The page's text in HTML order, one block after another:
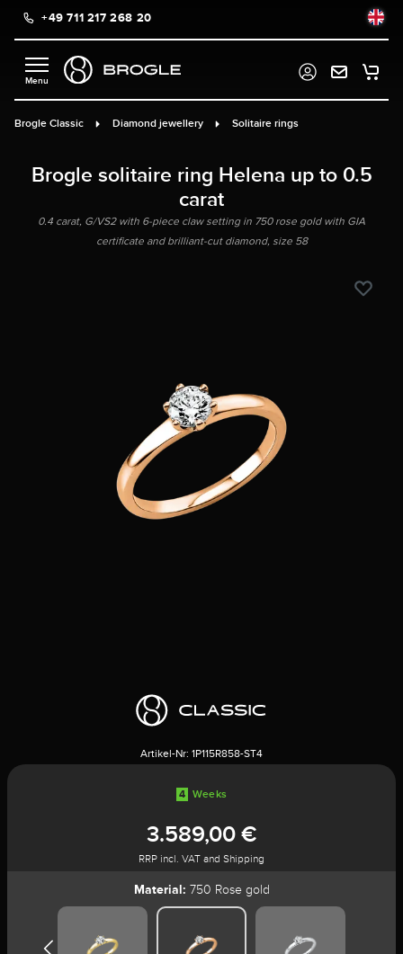
content+49 711 217 268 20
Brogle Classic Diamond jewellery Solitaire rings
Brogle solitaire ring Helena up to 0.5
carat
0.4 carat, G/VS2 with 6-piece claw setting in 750 rose gold with GIA
certificate and brilliant-cut diamond, size 58
Artikel-Nr: 1P115R858-ST4
4 Weeks
3.589,00 €
RRP incl. VAT and Shipping
Material: 750 Rose gold